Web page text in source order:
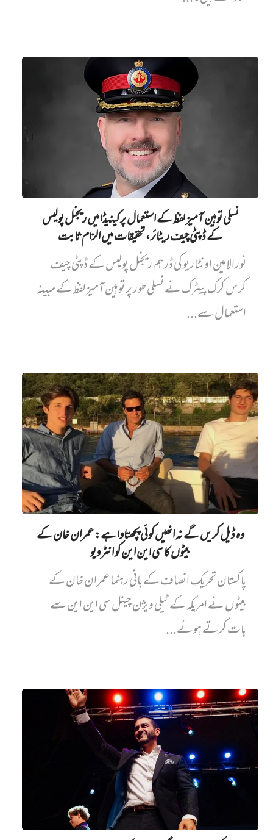
نسلی توہین آمیز لفظ کے استعمال پر کینیڈا میں ریجنل پولیس
کے ڈپٹی چیف ریٹائر، تحقیقات میں الزام ثابت
نورالامین اونٹاریو کی ڈرہم ریجنل پولیس کے ڈپٹی چیف
کرس کرک پیٹرک نے نسلی طور پر توہین آمیز لفظ کے مبینہ
استعمال سے...
وہ ڈیل کریں گے نہ انھیں کوئی پچھتاوا ہے: عمران خان کے
بیٹوں کا سی این این کو انٹرویو
پاکستان تحریکِ انصاف کے بانی رہنما عمران خان کے
بیٹوں نے امریکہ کے ٹیلی ویژن چینل سی این این سے
بات کرتے ہوئے...